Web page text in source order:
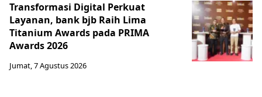
Transformasi Digital Perkuat
Layanan, bank bjb Raih Lima
Titanium Awards pada PRIMA
Awards 2026
Jumat, 7 Agustus 2026